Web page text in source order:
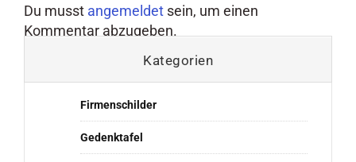
Du musst angemeldet sein, um einen
Kommentar abzugeben.
Kategorien
Firmenschilder
Gedenktafel